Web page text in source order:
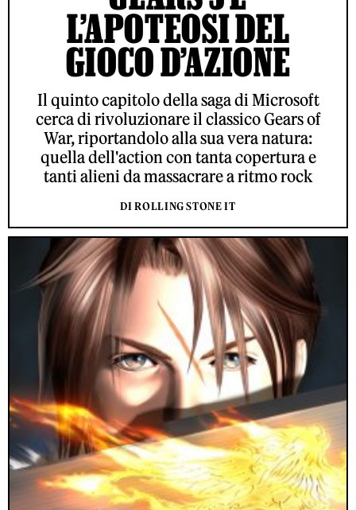
L’APOTEOSI DEL
GIOCO D’AZIONE
Il quinto capitolo della saga di Microsoft
cerca di rivoluzionare il classico Gears of
War, riportandolo alla sua vera natura:
quella dell'action con tanta copertura e
tanti alieni da massacrare a ritmo rock
DI ROLLING STONE IT